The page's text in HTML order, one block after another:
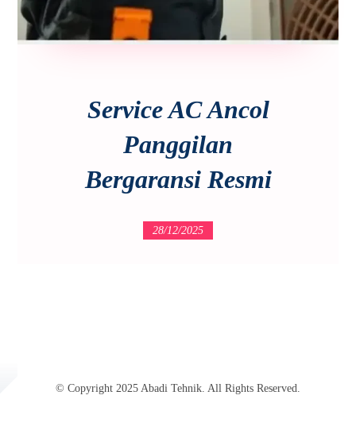
Service AC Ancol
Panggilan
Bergaransi Resmi
28/12/2025
© Copyright 2025 Abadi Tehnik. All Rights Reserved.